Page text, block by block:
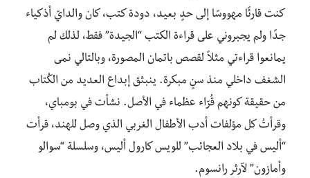
كنت قارئًا مهووسًا إلى حدٍ بعيد، دودة كتب، كان والدايّ أذكياء
جدًا ولم يجبروني على قراءة الكتب “الجيدة” فقط، لذلك لم
يمانعوا قراءتي مثلاً لقصص باتمان المصورة، وبالتالي نمى
الشغف داخلي منذ سنٍ مبكرة. ينبثق إبداع العديد من الكُتاب
من حقيقة كونهم قُرّاء عظماء في الأصل. نشأت في بومباي،
وقرأتُ كل مؤلفات أدب الأطفال الغربي الذي وصل للهند، قرأت
“أليس في بلاد العجائب” للويس كارول أليس، وسلسلة “سوالو
وأمازون” لآرثر رانسوم.